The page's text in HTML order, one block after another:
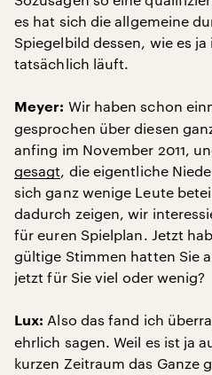
es hat sich die allgemeine
Spiegelbild dessen, wie es
tatsächlich läuft.
Meyer: Wir haben schon
gesprochen über diesen
anfing im November 2011,
gesagt, die eigentliche
sich ganz wenige Leute
dadurch zeigen, wir
für euren Spielplan. Jetzt
gültige Stimmen hatten Sie
jetzt für Sie viel oder wenig?
Lux: Also das fand ich
ehrlich sagen. Weil es ist ja
kurzen Zeitraum das Ganze